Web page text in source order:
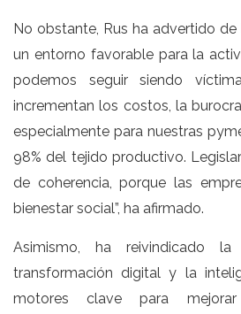
No obstante, Rus ha advertido
un entorno favorable para la
podemos seguir siendo
incrementan los costos, la
especialmente para nuestras
98% del tejido productivo.
de coherencia, porque las
bienestar social”, ha afirmado.
Asimismo, ha reivindicado
transformación digital y la
motores clave para